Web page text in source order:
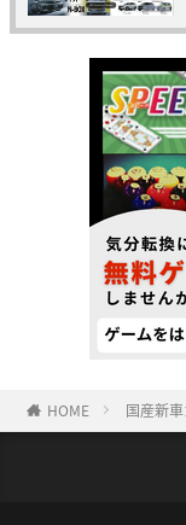
HOME 国産新